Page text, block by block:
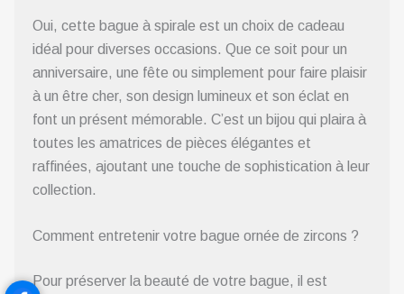
Oui, cette bague à spirale est un choix de cadeau
idéal pour diverses occasions. Que ce soit pour un
anniversaire, une fête ou simplement pour faire plaisir
à un être cher, son design lumineux et son éclat en
font un présent mémorable. C’est un bijou qui plaira à
toutes les amatrices de pièces élégantes et
raffinées, ajoutant une touche de sophistication à leur
collection.
Comment entretenir votre bague ornée de zircons ?
Pour préserver la beauté de votre bague, il est